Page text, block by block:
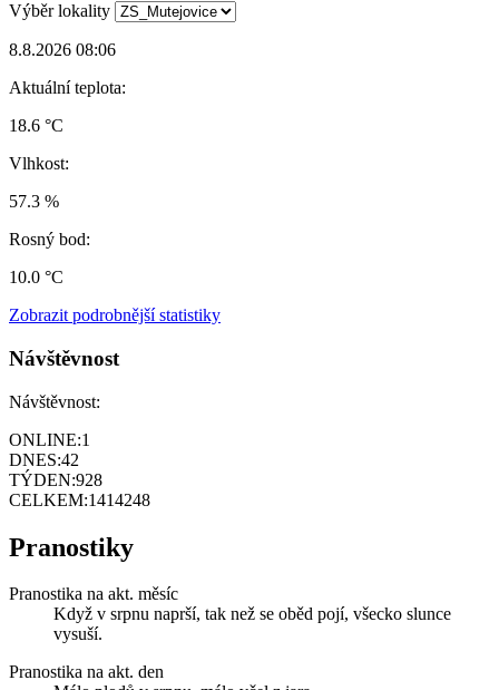
Výběr lokality
8.8.2026 08:06
Aktuální teplota:
18.6 °C
Vlhkost:
57.3 %
Rosný bod:
10.0 °C
Zobrazit podrobnější statistiky
Návštěvnost
Návštěvnost:
ONLINE:1
DNES:42
TÝDEN:928
CELKEM:1414248
Pranostiky
Pranostika na akt. měsíc
Když v srpnu naprší, tak než se oběd pojí, všecko slunce
vysuší.
Pranostika na akt. den